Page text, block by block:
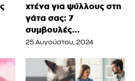
χτένα για ψύλλους στη
γάτα σας: 7
συμβουλές...
25 Αυγούστου, 2024